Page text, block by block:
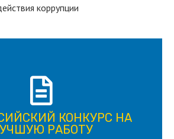
коррупции
КОНКУРС НА
РАБОТУ
старше 18 и моложе 35 лет
ПОДРОБНЕЕ